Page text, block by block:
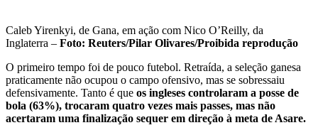
Caleb Yirenkyi, de Gana, em ação com Nico O’Reilly, da
Inglaterra – Foto: Reuters/Pilar Olivares/Proibida reprodução
O primeiro tempo foi de pouco futebol. Retraída, a seleção ganesa
praticamente não ocupou o campo ofensivo, mas se sobressaiu
defensivamente. Tanto é que os ingleses controlaram a posse de
bola (63%), trocaram quatro vezes mais passes, mas não
acertaram uma finalização sequer em direção à meta de Asare.